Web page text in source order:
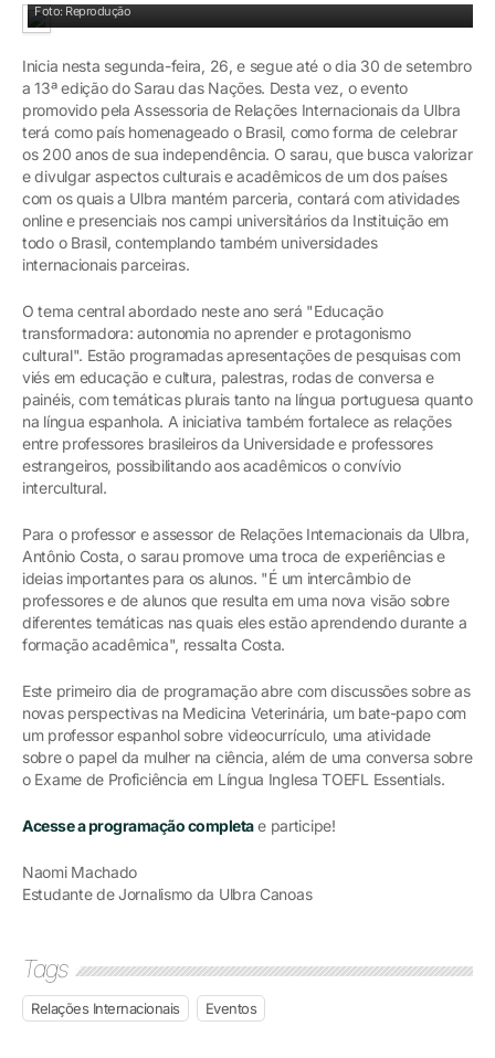
Foto: Reprodução
Inicia nesta segunda-feira, 26, e segue até o dia 30 de setembro
a 13ª edição do Sarau das Nações. Desta vez, o evento
promovido pela Assessoria de Relações Internacionais da Ulbra
terá como país homenageado o Brasil, como forma de celebrar
os 200 anos de sua independência. O sarau, que busca valorizar
e divulgar aspectos culturais e acadêmicos de um dos países
com os quais a Ulbra mantém parceria, contará com atividades
online e presenciais nos campi universitários da Instituição em
todo o Brasil, contemplando também universidades
internacionais parceiras.
O tema central abordado neste ano será "Educação
transformadora: autonomia no aprender e protagonismo
cultural". Estão programadas apresentações de pesquisas com
viés em educação e cultura, palestras, rodas de conversa e
painéis, com temáticas plurais tanto na língua portuguesa quanto
na língua espanhola. A iniciativa também fortalece as relações
entre professores brasileiros da Universidade e professores
estrangeiros, possibilitando aos acadêmicos o convívio
intercultural.
Para o professor e assessor de Relações Internacionais da Ulbra,
Antônio Costa, o sarau promove uma troca de experiências e
ideias importantes para os alunos. "É um intercâmbio de
professores e de alunos que resulta em uma nova visão sobre
diferentes temáticas nas quais eles estão aprendendo durante a
formação acadêmica", ressalta Costa.
Este primeiro dia de programação abre com discussões sobre as
novas perspectivas na Medicina Veterinária, um bate-papo com
um professor espanhol sobre videocurrículo, uma atividade
sobre o papel da mulher na ciência, além de uma conversa sobre
o Exame de Proficiência em Língua Inglesa TOEFL Essentials.
Acesse a programação completae participe!
Naomi Machado
Estudante de Jornalismo da Ulbra Canoas
Tags
Relações Internacionais Eventos